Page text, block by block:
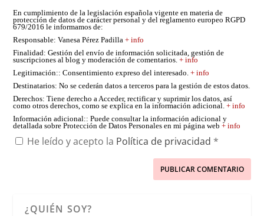
En cumplimiento de la legislación española vigente en materia de
protección de datos de carácter personal y del reglamento europeo RGPD
679/2016 le informamos de:
Responsable: Vanesa Pérez Padilla+ info
Finalidad: Gestión del envío de información solicitada, gestión de
suscripciones al blog y moderación de comentarios.+ info
Legitimación:: Consentimiento expreso del interesado.+ info
Destinatarios: No se cederán datos a terceros para la gestión de estos datos.
Derechos: Tiene derecho a Acceder, rectificar y suprimir los datos, así
como otros derechos, como se explica en la información adicional.+ info
Información adicional:: Puede consultar la información adicional y
detallada sobre Protección de Datos Personales en mi página web+ info
He leído y acepto la Política de privacidad *
¿QUIÉN SOY?